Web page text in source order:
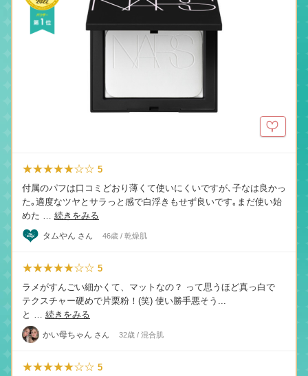
★★★★★☆☆ 5
付属のパフは口コミどおり薄くて使いにくいですが､子なは良かっ
た｡適度なツヤとサラっと感で白浮きもせず良いです｡まだ使い始
めた … 続きをみる
タムやん さん 46歳 / 乾燥肌
★★★★★☆☆ 5
ラメがすんごい細かくて、マットなの？ って思うほど真っ白で
テクスチャー硬めで片栗粉！(笑) 使い勝手悪そう...
と … 続きをみる
かい母ちゃん さん 32歳 / 混合肌
★★★★★☆☆ 5